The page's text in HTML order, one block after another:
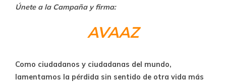
Únete a la Campaña y firma:
AVAAZ
Como ciudadanos y ciudadanas del mundo,
lamentamos la pérdida sin sentido de otra vida más